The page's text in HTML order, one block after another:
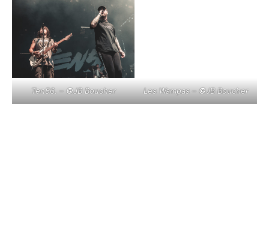
Ten56. –©JB Boucher Les Wampas –©JB Boucher